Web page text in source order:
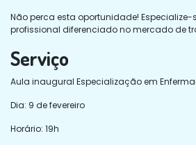
Não perca esta oportunidade! Especialize-
profissional diferenciado no mercado de
Serviço
Aula inaugural Especialização em
Dia: 9 de fevereiro
Horário: 19h